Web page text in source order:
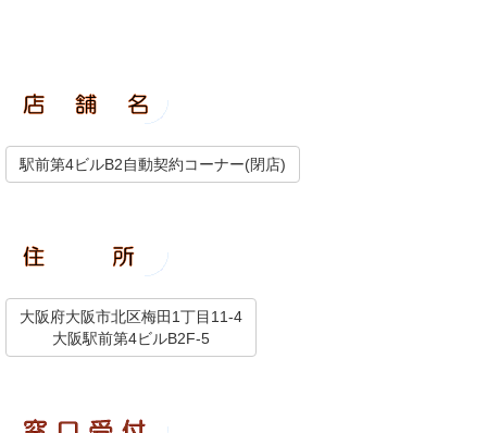
駅前第4ビルB2自動契約コーナー(閉店)
大阪府大阪市北区梅田1丁目11-4
大阪駅前第4ビルB2F-5